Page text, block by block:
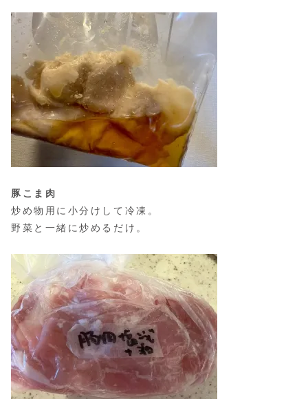
豚こま肉
炒め物用に小分けして冷凍。
野菜と一緒に炒めるだけ。